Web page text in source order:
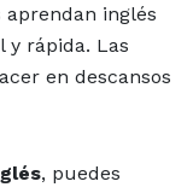
inglés
y rápida. Las
en descansos
, puedes